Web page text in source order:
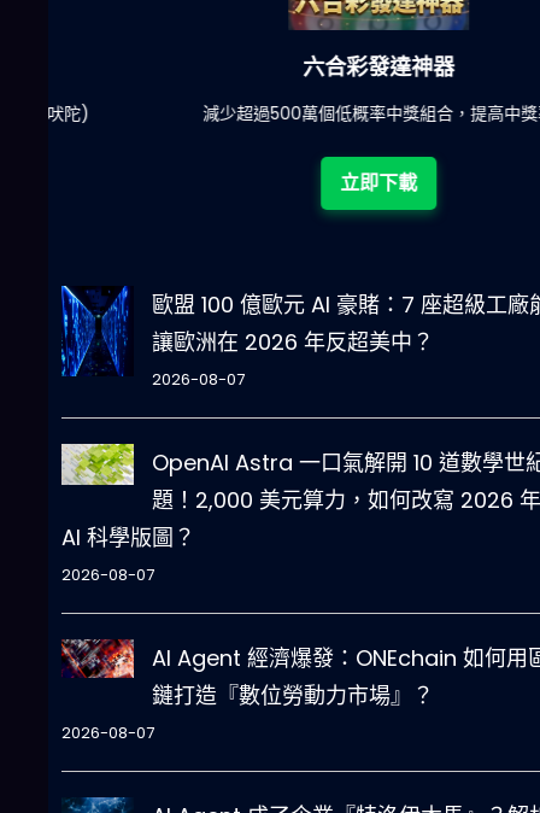
六合彩發達神器
減少超過500萬個低概率中獎組合，提高中獎率
立即下載
歐盟 100 億歐元 AI 豪賭：7 座超級工廠
讓歐洲在 2026 年反超美中？
2026-08-07
OpenAI Astra 一口氣解開 10 道數學世
題！2,000 美元算力，如何改寫 2026
AI 科學版圖？
2026-08-07
AI Agent 經濟爆發：ONEchain 如何用
鏈打造『數位勞動力市場』？
2026-08-07